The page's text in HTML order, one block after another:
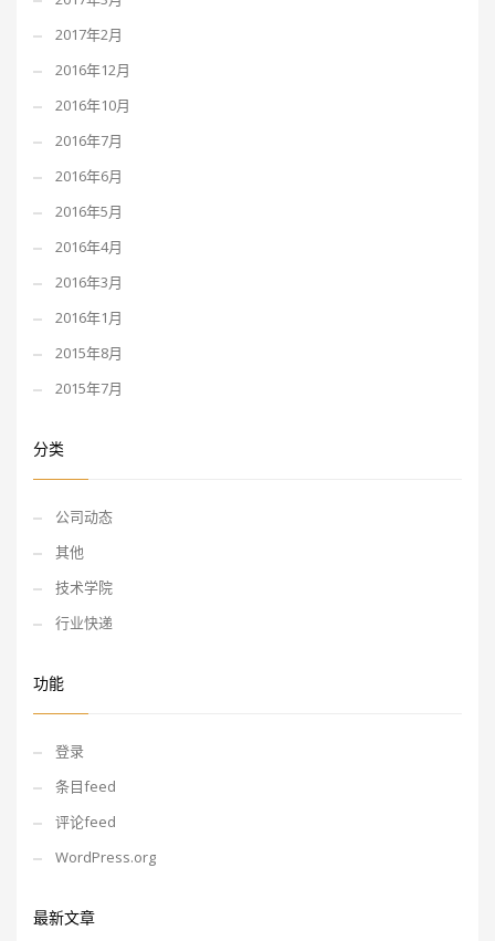
2017年2月
2016年12月
2016年10月
2016年7月
2016年6月
2016年5月
2016年4月
2016年3月
2016年1月
2015年8月
2015年7月
分类
公司动态
其他
技术学院
行业快递
功能
登录
条目feed
评论feed
WordPress.org
最新文章